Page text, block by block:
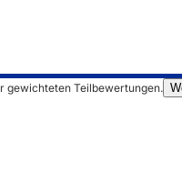
gewichteten Teilbewertungen.